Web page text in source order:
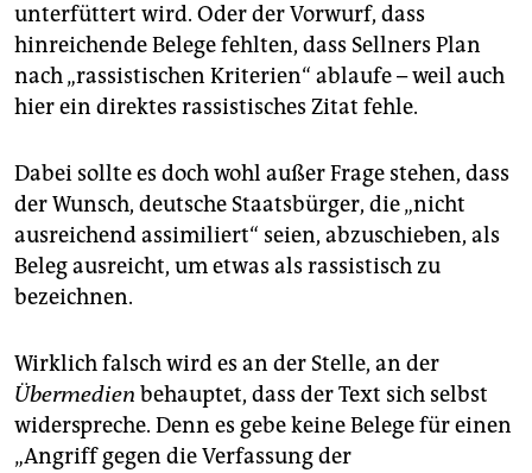
unterfüttert wird. Oder der Vorwurf, dass
hinreichende Belege fehlten, dass Sellners Plan
nach „rassistischen Kriterien“ ablaufe – weil auch
hier ein direktes rassistisches Zitat fehle.
Dabei sollte es doch wohl außer Frage stehen, dass
der Wunsch, deutsche Staatsbürger, die „nicht
ausreichend assimiliert“ seien, abzuschieben, als
Beleg ausreicht, um etwas als rassistisch zu
bezeichnen.
Wirklich falsch wird es an der Stelle, an der
Übermedien behauptet, dass der Text sich selbst
widerspreche. Denn es gebe keine Belege für einen
„Angriff gegen die Verfassung der